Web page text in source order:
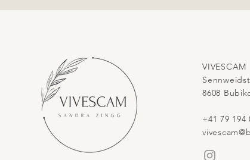
VIVESCAM
8608
+41 79 194